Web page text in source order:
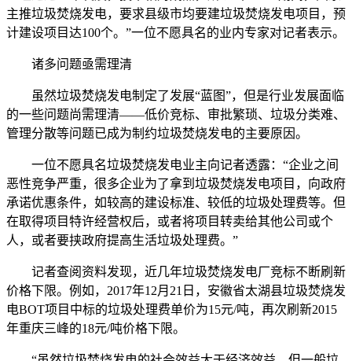
主推垃圾焚烧发电，要求县级市均要建垃圾焚烧发电项目，预
计建设项目达100个。”一位不愿具名的业内专家对记者表示。
诸多问题亟需理清
虽然垃圾焚烧发电制定了发展“蓝图”，但是行业发展面临
的一些问题尚需理清——低价竞标、审批繁琐、垃圾分类难、
管理分散等问题已成为制约垃圾焚烧发电的主要原因。
一位不愿具名垃圾焚烧发电业主向记者透露：“企业之间
恶性竞争严重，很多企业为了拿到垃圾焚烧发电项目，向政府
承诺优惠条件，如较高的建设标准、较低的垃圾处理费等。但
在取得项目特许经营权后，或者将项目转卖给其他公司或个
人，或者要挟政府提高生活垃圾处理费。”
记者查阅资料发现，近几年垃圾焚烧发电厂竞标不断刷新
价格下限。例如，2017年12月21日，安徽省太湖县垃圾焚烧发
电BOT项目中标的垃圾处理费单价为15元/吨，再次刷新2015
年重庆三峰的18元/吨价格下限。